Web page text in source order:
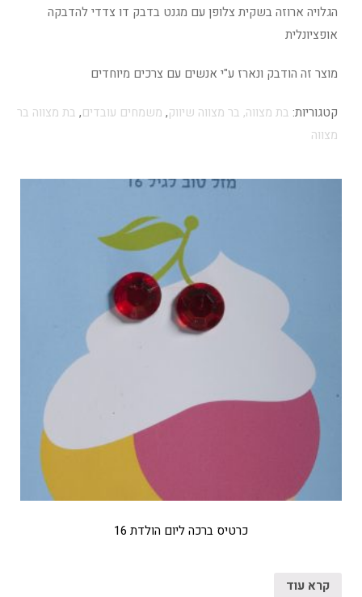
הגלויה ארוזה בשקית צלופן עם מגנט בדבק דו צדדי להדבקה
אופציונלית
מוצר זה הודבק ונארז ע"י אנשים עם צרכים מיוחדים
קטגוריות: בת מצווה, בר מצווה שיווק, משמחים עובדים, בת מצווה בר
מצווה
כרטיס ברכה ליום הולדת 16
קרא עוד